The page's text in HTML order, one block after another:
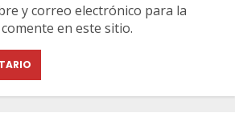
y correo electrónico para la
en este sitio.